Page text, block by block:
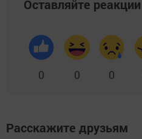
Оставляйте реакции
0 0 0
Расскажите друзьям